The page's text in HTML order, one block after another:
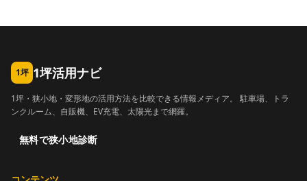
1坪 1坪活用ナビ
1坪・狭小地・変形地の活用方法を比較できる情報メディア。 駐車場、トラ
ンクルーム、自販機、EV充電、太陽光まで網羅。
無料で狭小地診断